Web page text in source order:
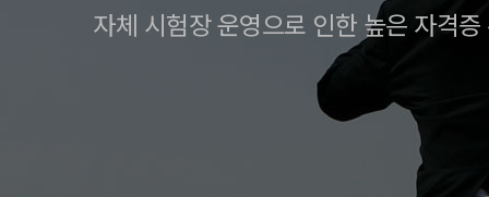
자체 시험장 운영으로 인한 높은 자격